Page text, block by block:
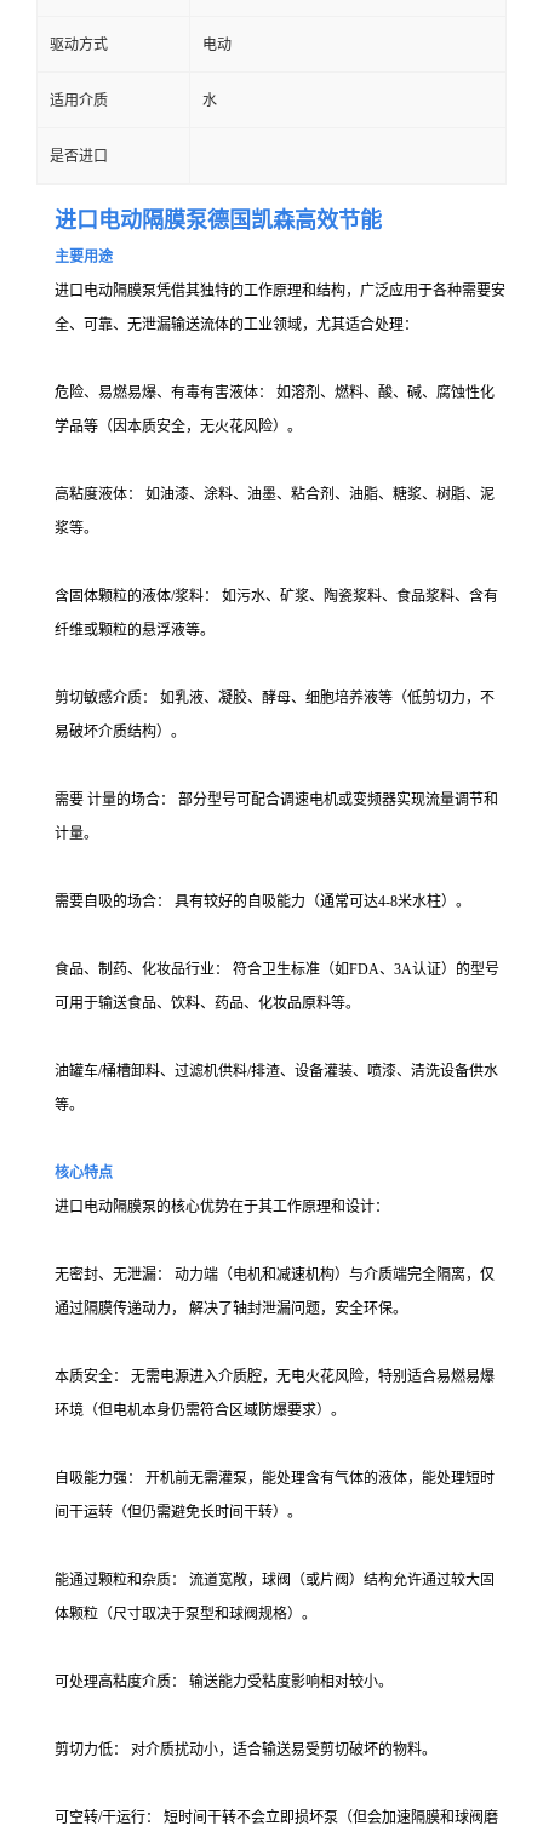
驱动方式 电动
适用介质 水
是否进口
进口电动隔膜泵德国凯森高效节能
主要用途
进口电动隔膜泵凭借其独特的工作原理和结构，广泛应用于各种需要安
全、可靠、无泄漏输送流体的工业领域，尤其适合处理：
危险、易燃易爆、有毒有害液体： 如溶剂、燃料、酸、碱、腐蚀性化
学品等（因本质安全，无火花风险）。
高粘度液体： 如油漆、涂料、油墨、粘合剂、油脂、糖浆、树脂、泥
浆等。
含固体颗粒的液体/浆料： 如污水、矿浆、陶瓷浆料、食品浆料、含有
纤维或颗粒的悬浮液等。
剪切敏感介质： 如乳液、凝胶、酵母、细胞培养液等（低剪切力，不
易破坏介质结构）。
需要 计量的场合： 部分型号可配合调速电机或变频器实现流量调节和
计量。
需要自吸的场合： 具有较好的自吸能力（通常可达4-8米水柱）。
食品、制药、化妆品行业： 符合卫生标准（如FDA、3A认证）的型号
可用于输送食品、饮料、药品、化妆品原料等。
油罐车/桶槽卸料、过滤机供料/排渣、设备灌装、喷漆、清洗设备供水
等。
核心特点
进口电动隔膜泵的核心优势在于其工作原理和设计：
无密封、无泄漏： 动力端（电机和减速机构）与介质端完全隔离，仅
通过隔膜传递动力， 解决了轴封泄漏问题，安全环保。
本质安全： 无需电源进入介质腔，无电火花风险，特别适合易燃易爆
环境（但电机本身仍需符合区域防爆要求）。
自吸能力强： 开机前无需灌泵，能处理含有气体的液体，能处理短时
间干运转（但仍需避免长时间干转）。
能通过颗粒和杂质： 流道宽敞，球阀（或片阀）结构允许通过较大固
体颗粒（尺寸取决于泵型和球阀规格）。
可处理高粘度介质： 输送能力受粘度影响相对较小。
剪切力低： 对介质扰动小，适合输送易受剪切破坏的物料。
可空转/干运行： 短时间干转不会立即损坏泵（但会加速隔膜和球阀磨